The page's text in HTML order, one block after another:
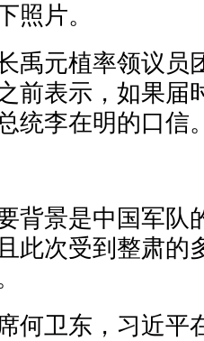
照片。
禹元植率领议员
前表示，如果届
统李在明的口信
背景是中国军队
此次受到整肃的
何卫东，习近平